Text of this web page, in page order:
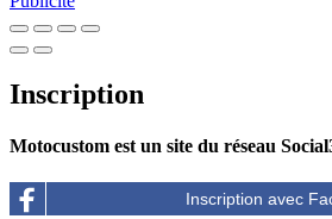
Inscription
Motocustom est un site du réseau